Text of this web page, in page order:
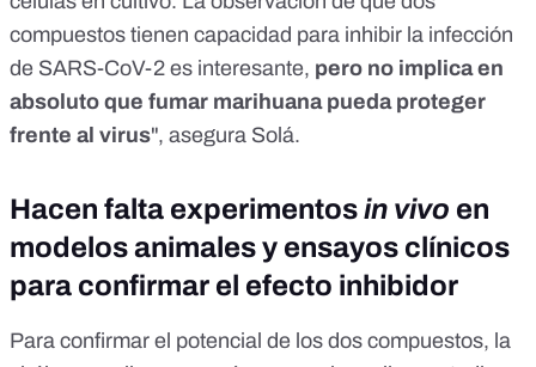
compuestos tienen capacidad para inhibir la infección
de SARS-CoV-2 es interesante, pero no implica en
absoluto que fumar marihuana pueda proteger
frente al virus", asegura Solá.
Hacen falta experimentosin vivo en
modelos animales y ensayos clínicos
para confirmar el efecto inhibidor
Para confirmar el potencial de los dos compuestos, la